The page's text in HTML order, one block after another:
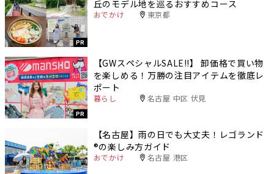
PR
丘のモデル地を巡るおすすめコース
おでかけ 東京都
PR
【GWスペシャルSALE‼︎】 卸価格で買い物
を楽しめる！万勝の注目アイテムを徹底レ
ポート
暮らし 名古屋 中区 伏見
【名古屋】雨の日でも大丈夫！レゴランド
®️の楽しみ方ガイド
おでかけ 名古屋 港区